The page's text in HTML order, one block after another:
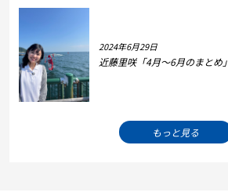
2024年6月29日
近藤里咲「4月～6月のまとめ」
もっと見る